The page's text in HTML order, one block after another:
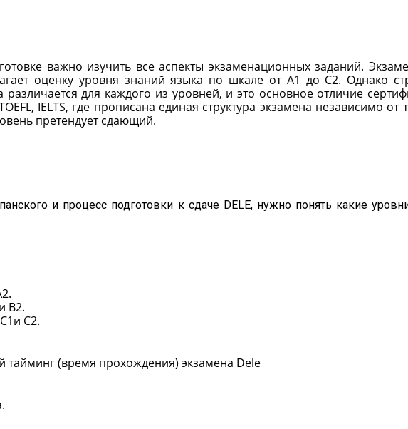
важно изучить все аспекты экзаменационных заданий.
оценку уровня знаний языка по шкале от А1 до С2. Однако
различается для каждого из уровней, и это основное отличие
IELTS, где прописана единая структура экзамена независимо от
претендует сдающий.
и процесс подготовки к сдаче DELE, нужно понять какие
B2.
C2.
тайминг (время прохождения) экзамена Dele